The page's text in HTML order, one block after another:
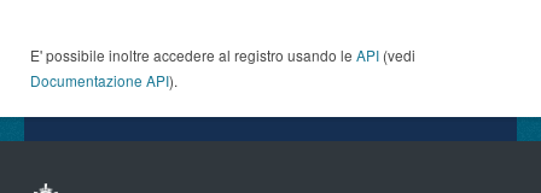
E' possibile inoltre accedere al registro usando le API (vedi
Documentazione API).